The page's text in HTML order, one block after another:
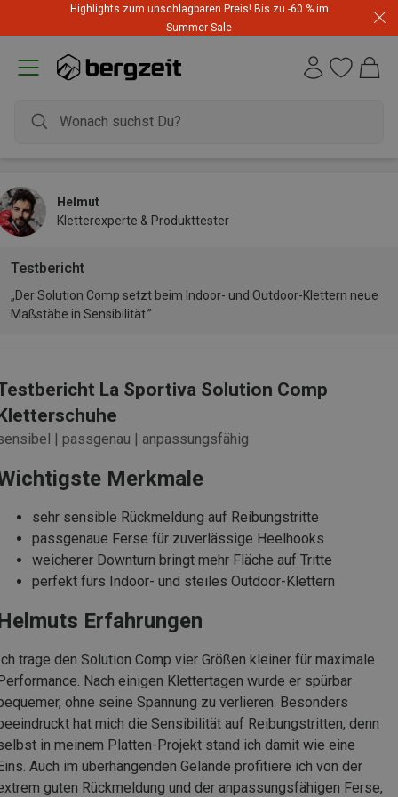
Highlights zum unschlagbaren Preis! Bis zu -60 % im
Summer Sale
Testbericht
Helmut
Kletterexperte & Produkttester
„Der Solution Comp setzt beim Indoor- und Outdoor-Klettern neue
Maßstäbe in Sensibilität.”
La Sportiva Solution Comp
| passgenau | anpassungsfähig
Merkmale
sehr sensible Rückmeldung auf Reibungstritte
passgenaue Ferse für zuverlässige Heelhooks
weicherer Downturn bringt mehr Fläche auf Tritte
perfekt fürs Indoor- und steiles Outdoor-Klettern
Erfahrungen
trage den Solution Comp vier Größen kleiner für maximale
Nach einigen Klettertagen wurde er spürbar
ohne seine Spannung zu verlieren. Besonders
hat mich die Sensibilität auf Reibungstritten, denn
in meinem Platten-Projekt stand ich damit wie eine
Auch im überhängenden Gelände profitiere ich von der
guten Rückmeldung und der anpassungsfähigen Ferse,